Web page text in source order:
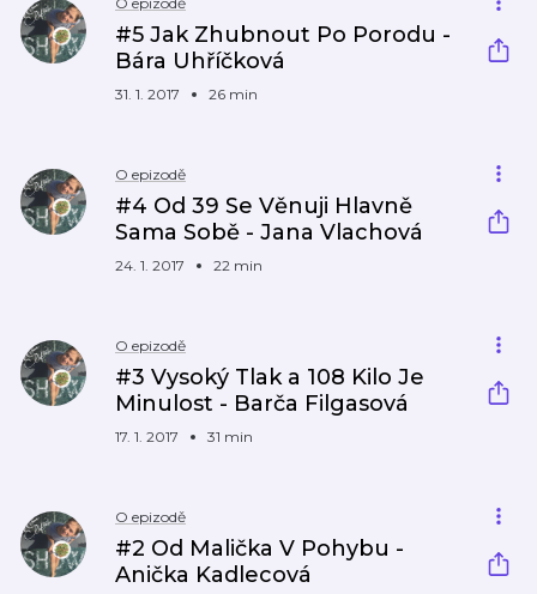
#5 Jak Zhubnout Po Porodu -
Bára Uhříčková
31. 1. 2017 26 min
O epizodě
#4 Od 39 Se Věnuji Hlavně
Sama Sobě - Jana Vlachová
24. 1. 2017 22 min
O epizodě
#3 Vysoký Tlak a 108 Kilo Je
Minulost - Barča Filgasová
17. 1. 2017 31 min
O epizodě
#2 Od Malička V Pohybu -
Anička Kadlecová